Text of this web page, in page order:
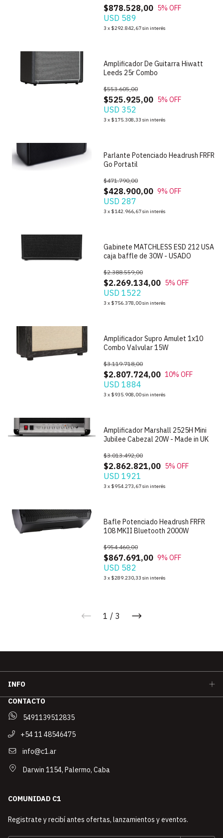
$878.528,00 5% OFF
USD 589
3 x $292.842,67sin interés
Amplificador De Guitarra Hiwatt
Leeds 25r Combo
$525.925,00
$553.605,00
5% OFF
USD 352
3 x $175.308,33 sin interés
Parlante Potenciado Headrush FRFR
Go Portatil
$428.900,00
$471.790,00
9% OFF
USD 287
3 x $142.966,67sin interés
Gabinete MATCHLESS ESD 212 USA
caja baffle de 30W - USADO
$2.269.134,00
$2.388.559,00
5% OFF
USD 1522
3 x $756.378,00sin interés
Amplificador Supro Amulet 1x10
Combo Valvular 15W
$2.807.724,00
$3.119.718,00
10% OFF
USD 1884
3 x $935.908,00sin interés
Amplificador Marshall 2525H Mini
Jubilee Cabezal 20W - Made in UK
$2.862.821,00
$3.013.492,00
5% OFF
USD 1921
3 x $954.273,67sin interés
Bafle Potenciado Headrush FRFR
108 MKII Bluetooth 2000W
$867.691,00
$954.460,00
9% OFF
USD 582
3 x $289.230,33 sin interés
1 / 3
INFO
CONTACTO
5491139512835
+54 11 48546475
info@c1.ar
Darwin 1154, Palermo, Caba
COMUNIDAD C1
Registrate y recibí antes ofertas, lanzamientos y eventos.